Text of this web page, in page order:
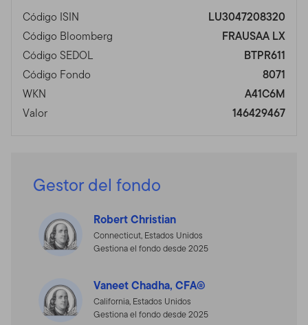
Código ISIN
LU3047208320
Código Bloomberg
FRAUSAA LX
Código SEDOL
BTPR611
Código Fondo
8071
WKN
A41C6M
Valor
146429467
Gestor del fondo
Robert Christian
Connecticut, Estados Unidos
Gestiona el fondo desde 2025
Vaneet Chadha, CFA®
California, Estados Unidos
Gestiona el fondo desde 2025